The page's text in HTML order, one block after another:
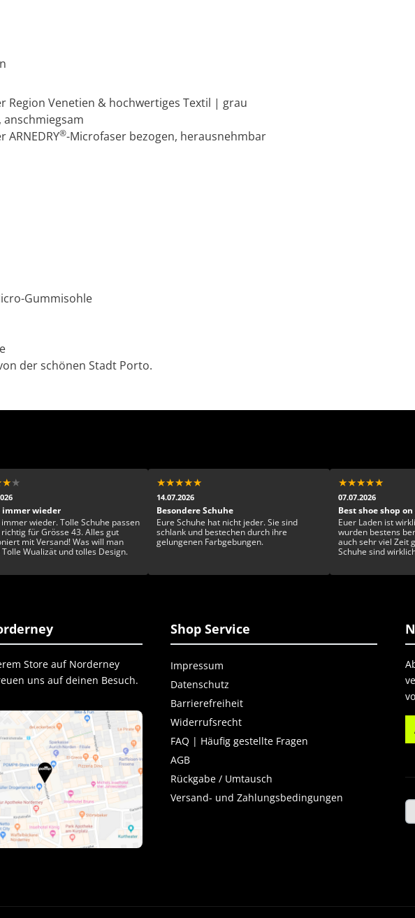
Region Venetien & hochwertiges Textil | grau
anschmiegsam
®-Microfaser bezogen, herausnehmbar
Gummisohle
der schönen Stadt Porto.
★★
immer wieder
wieder. Tolle Schuhe passen
für Grösse 43. Alles gut
mit Versand! Was will man
Tolle Wualizät und tolles Design.
★★★★★
14.07.2026
Besondere Schuhe
Eure Schuhe hat nicht jeder. Sie sind
schlank und bestechen durch ihre
gelungenen Farbgebungen.
★★★★★
07.07.2026
Best shoe shop
Euer Laden ist
wurden bestens
auch sehr viel Zeit
Schuhe sind
Store auf Norderney
uns auf deinen Besuch.
Shop Service
Impressum
Datenschutz
Barrierefreiheit
Widerrufsrecht
FAQ | Häufig gestellte Fragen
AGB
Rückgabe / Umtausch
Versand- und Zahlungsbedingungen